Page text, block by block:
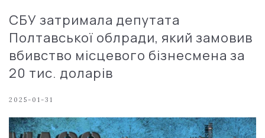
СБУ затримала депутата
Полтавської облради, який замовив
вбивство місцевого бізнесмена за
20 тис. доларів
2025-01-31